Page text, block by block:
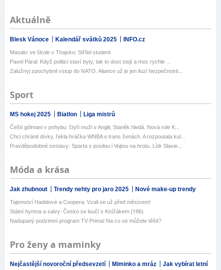
Aktuálně
Blesk Vánoce Kalendář svátků 2025 INFO.cz
Masakr ve škole v Thajsku: Střílel student
Pavel Páral: Když politici staví byty, tak to dost stojí a moc rychle ...
Zalužnyj zpochybnil vstup do NATO. Aliance už je jen iluzí bezpečnosti...
Sport
MS hokej 2025 Biatlon Liga mistrů
Čeští gólmani v pohybu: čtyři muži v Anglii, Staněk hledá. Nová role K...
Chci chránit dívky, řekla hráčka WNBA o trans ženách. A rozpoutala kul...
Pravděpodobné sestavy: Sparta s posilou i Vojtou na hrotu. Lídr Slavie...
Móda a krása
Jak zhubnout Trendy nehty pro jaro 2025 Nové make-up trendy
Tajemství Hadidové a Coopera: Vzali se už před měsícem!
Státní hymna a salvy: Česko se loučí s Knížákem (†86)
Nadupaný podzimní program TV Prima! Na co se můžete těšit?
Pro ženy a maminky
Nejčastější novoroční předsevzetí Miminko a mráz
Jak vybírat letní